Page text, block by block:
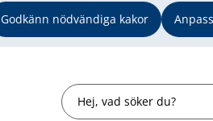
Godkänn nödvändiga kakor
Sök